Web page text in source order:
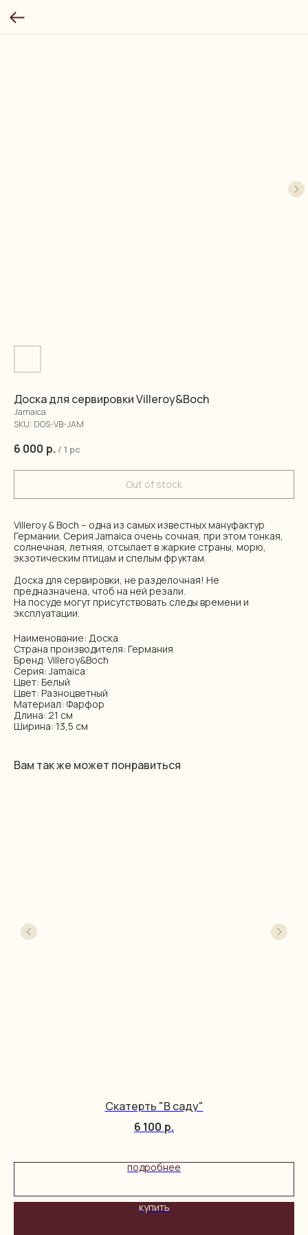
Доска для сервировки Villeroy&Boch
Jamaica
SKU: DOS-VB-JAM
6 000 р. / 1 pc
Out of stock
Villeroy & Boch – одна из самых известных мануфактур
Германии. Серия Jamaica очень сочная, при этом тонкая,
солнечная, летняя, отсылает в жаркие страны, морю,
экзотическим птицам и спелым фруктам.
Доска для сервировки, не разделочная! Не
предназначена, чтоб на ней резали.
На посуде могут присутствовать следы времени и
эксплуатации.
Наименование: Доска
Страна производителя: Германия
Бренд: Villeroy&Boch
Серия: Jamaica
Цвет: Белый
Цвет: Разноцветный
Материал: Фарфор
Длина: 21 см
Ширина: 13,5 см
Вам так же может понравиться
Скатерть "В саду"
6 100 р.
подробнее
купить